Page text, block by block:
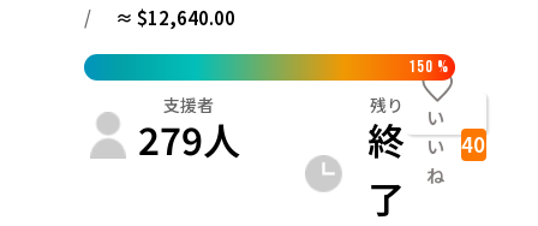
/ ≈ $12,640.00
150 %
支援者
279人
残り
終
了
い
い
ね
40